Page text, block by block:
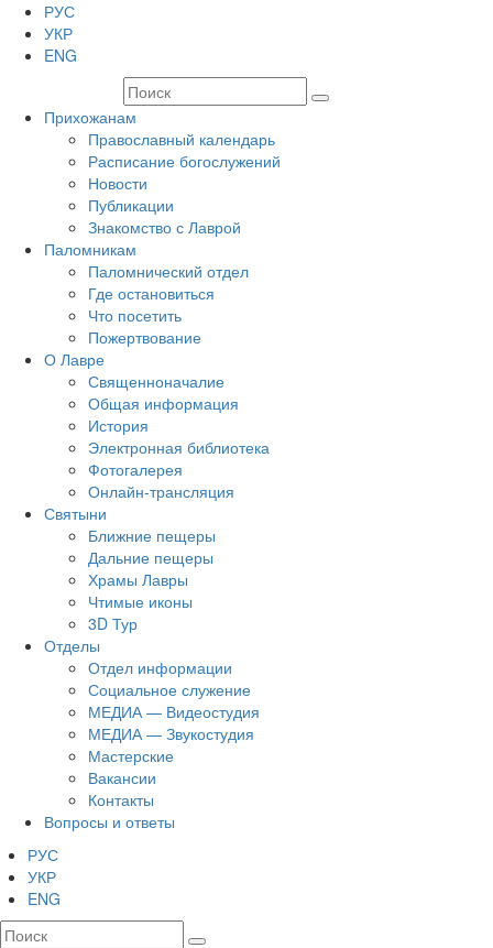
РУС
УКР
ENG
Прихожанам
Православный календарь
Расписание богослужений
Новости
Публикации
Знакомство с Лаврой
Паломникам
Паломнический отдел
Где остановиться
Что посетить
Пожертвование
О Лавре
Священноначалие
Общая информация
История
Электронная библиотека
Фотогалерея
Онлайн-трансляция
Святыни
Ближние пещеры
Дальние пещеры
Храмы Лавры
Чтимые иконы
3D Тур
Отделы
Отдел информации
Социальное служение
МЕДИА — Видеостудия
МЕДИА — Звукостудия
Мастерские
Вакансии
Контакты
Вопросы и ответы
РУС
УКР
ENG